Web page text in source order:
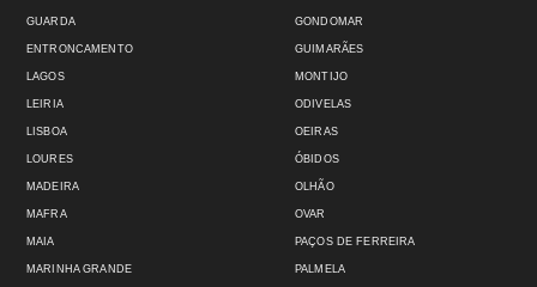
GUARDA
ENTRONCAMENTO
GONDOMAR
GUIMARÃES
LAGOS
LEIRIA
LISBOA
LOURES
MADEIRA
MAFRA
MAIA
MARINHA GRANDE
MONTIJO
ODIVELAS
OEIRAS
ÓBIDOS
OLHÃO
OVAR
PAÇOS DE FERREIRA
PALMELA